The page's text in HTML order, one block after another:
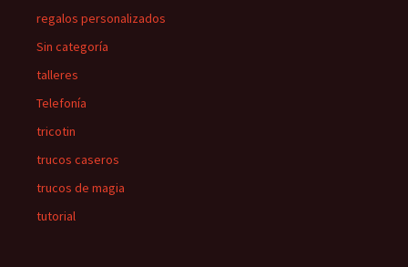
regalos personalizados
Sin categoría
talleres
Telefonía
tricotin
trucos caseros
trucos de magia
tutorial